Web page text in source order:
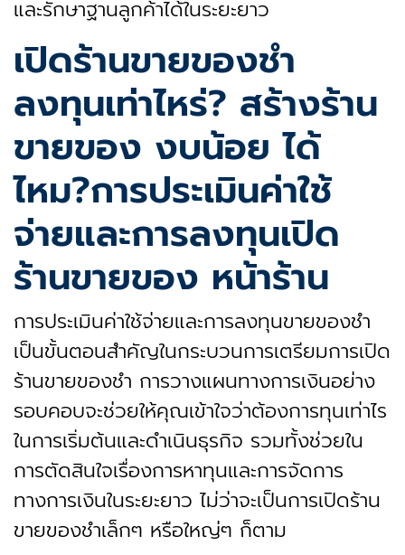
และรักษาฐานลูกค้าได้ในระยะยาว
เปิดร้านขายของชํา
ลงทุนเท่าไหร่? สร้างร้าน
ขายของ งบน้อย ได้
ไหม?การประเมินค่าใช้
จ่ายและการลงทุนเปิด
ร้านขายของ หน้าร้าน
การประเมินค่าใช้จ่ายและการลงทุนขายของชำ
เป็นขั้นตอนสำคัญในกระบวนการเตรียมการเปิด
ร้านขายของชำ การวางแผนทางการเงินอย่าง
รอบคอบจะช่วยให้คุณเข้าใจว่าต้องการทุนเท่าไร
ในการเริ่มต้นและดำเนินธุรกิจ รวมทั้งช่วยใน
การตัดสินใจเรื่องการหาทุนและการจัดการ
ทางการเงินในระยะยาว ไม่ว่าจะเป็นการเปิดร้าน
ขายของชำเล็กๆ หรือใหญ่ๆ ก็ตาม